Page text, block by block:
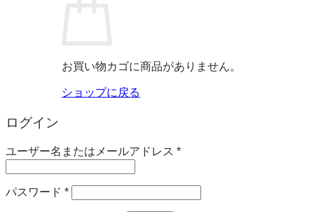
お買い物カゴに商品がありません。
ショップに戻る
ログイン
ユーザー名またはメールアドレス *必
パスワード *必